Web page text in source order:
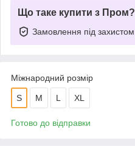
Що таке купити з Пром?
Замовлення під захистом
Міжнародний розмір
S M L XL
Готово до відправки